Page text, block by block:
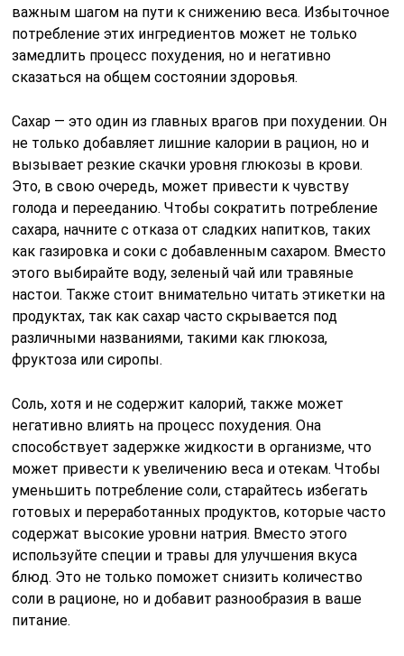
важным шагом на пути к снижению веса. Избыточное
потребление этих ингредиентов может не только
замедлить процесс похудения, но и негативно
сказаться на общем состоянии здоровья.
Сахар — это один из главных врагов при похудении. Он
не только добавляет лишние калории в рацион, но и
вызывает резкие скачки уровня глюкозы в крови.
Это, в свою очередь, может привести к чувству
голода и перееданию. Чтобы сократить потребление
сахара, начните с отказа от сладких напитков, таких
как газировка и соки с добавленным сахаром. Вместо
этого выбирайте воду, зеленый чай или травяные
настои. Также стоит внимательно читать этикетки на
продуктах, так как сахар часто скрывается под
различными названиями, такими как глюкоза,
фруктоза или сиропы.
Соль, хотя и не содержит калорий, также может
негативно влиять на процесс похудения. Она
способствует задержке жидкости в организме, что
может привести к увеличению веса и отекам. Чтобы
уменьшить потребление соли, старайтесь избегать
готовых и переработанных продуктов, которые часто
содержат высокие уровни натрия. Вместо этого
используйте специи и травы для улучшения вкуса
блюд. Это не только поможет снизить количество
соли в рационе, но и добавит разнообразия в ваше
питание.